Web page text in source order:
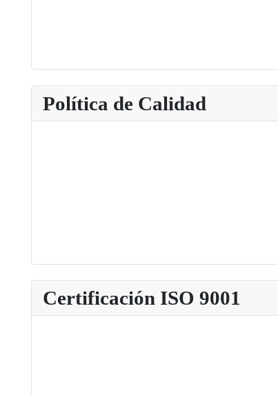
Política de Calidad
Certificación ISO 9001